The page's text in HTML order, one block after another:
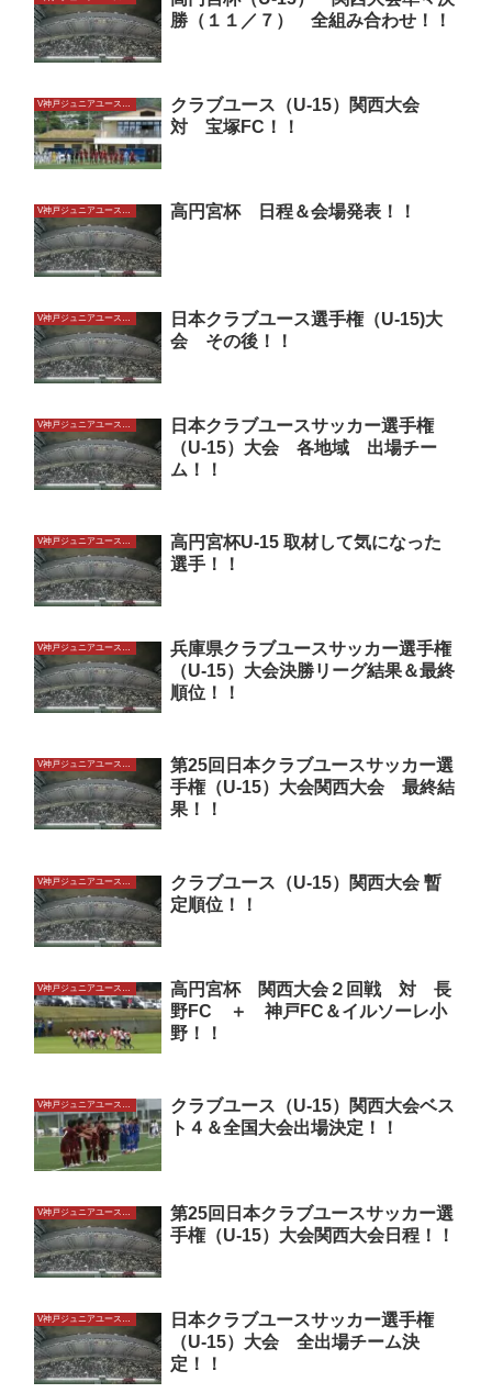
勝（１１／７） 全組み合わせ！！
V神戸ジュニアユースU15
クラブユース（U-15）関西大会
対 宝塚FC！！
V神戸ジュニアユースU15 高円宮杯 日程＆会場発表！！
日本クラブユース選手権（U-15)大
会 その後！！
日本クラブユースサッカー選手権
（U-15）大会 各地域 出場チー
ム！！
V神戸ジュニアユースU15
高円宮杯U-15 取材して気になった
選手！！
V神戸ジュニアユースU15
兵庫県クラブユースサッカー選手権
（U-15）大会決勝リーグ結果＆最終
順位！！
V神戸ジュニアユースU15
第25回日本クラブユースサッカー選
手権（U-15）大会関西大会 最終結
果！！
クラブユース（U-15）関西大会 暫
定順位！！
高円宮杯 関西大会２回戦 対 長
野FC ＋ 神戸FC＆イルソーレ小
野！！
V神戸ジュニアユースU15
クラブユース（U-15）関西大会ベス
ト４＆全国大会出場決定！！
第25回日本クラブユースサッカー選
手権（U-15）大会関西大会日程！！
日本クラブユースサッカー選手権
（U-15）大会 全出場チーム決
定！！